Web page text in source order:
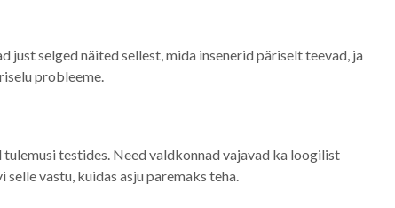
just selged näited sellest, mida insenerid päriselt teevad, ja
probleeme.
testides. Need valdkonnad vajavad ka loogilist
vastu, kuidas asju paremaks teha.